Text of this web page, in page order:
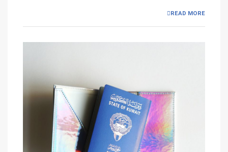
READ MORE